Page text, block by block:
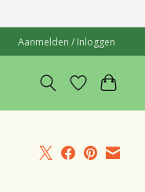
Aanmelden / Inloggen